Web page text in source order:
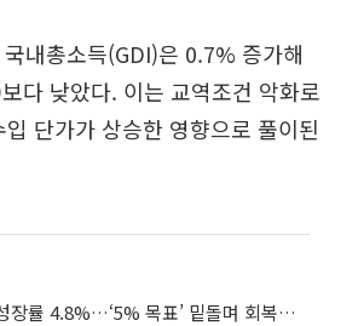
내총소득(GDI)은 0.7% 증가해
다 낮았다. 이는 교역조건 악화로
단가가 상승한 영향으로 풀이된
중국 3분기 GDP 성장률 4.8%…‘5% 목표’ 밑돌며 회복세 둔화